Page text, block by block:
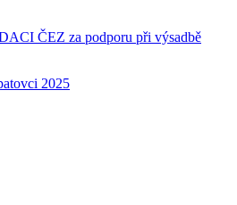
ČEZ za podporu při výsadbě
2025